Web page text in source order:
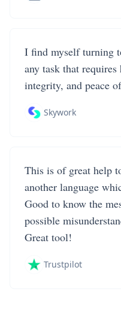
I find myself turning
any task that
integrity, and peace
Skywork
This is of great help
another language
Good to know the
possible
Great tool!
Trustpilot